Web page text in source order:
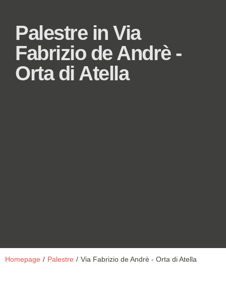
Palestre in Via
Fabrizio de Andrè -
Orta di Atella
Homepage / Palestre / Via Fabrizio de Andrè - Orta di Atella